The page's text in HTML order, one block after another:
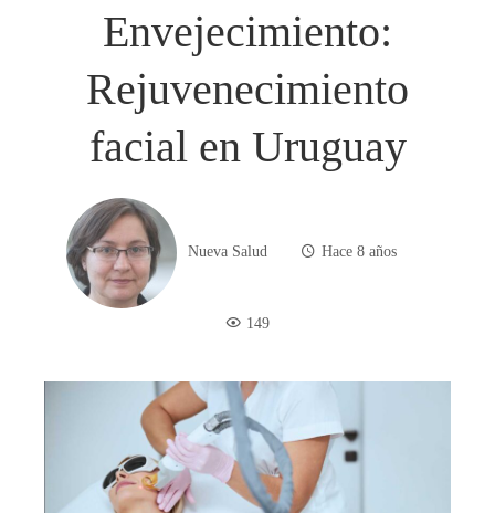
Envejecimiento:
Rejuvenecimiento
facial en Uruguay
Nueva Salud Hace 8 años
149